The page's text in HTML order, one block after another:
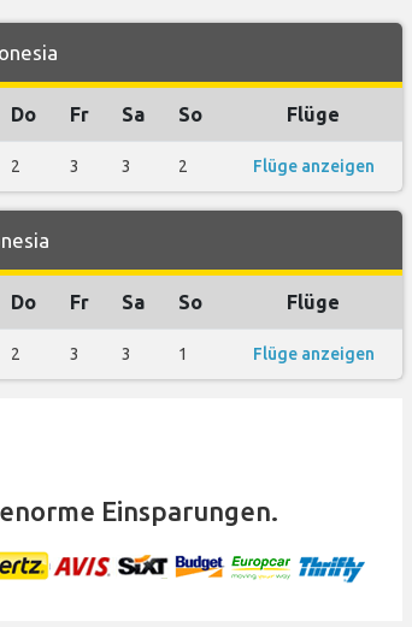
Do Fr Sa So Flüge
2 3 3 2 Flüge anzeigen
Do Fr Sa So Flüge
2 3 3 1 Flüge anzeigen
Einsparungen.